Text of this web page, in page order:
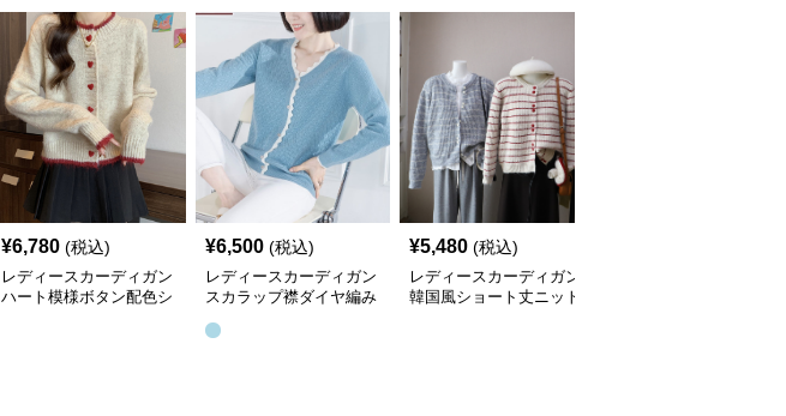
¥6,780 (税込)
レディースカーディガン
ハート模様ボタン配色シ
¥6,500 (税込)
レディースカーディガン
スカラップ襟ダイヤ編み
¥5,480 (税込)
レディースカーディガン
韓国風ショート丈ニット